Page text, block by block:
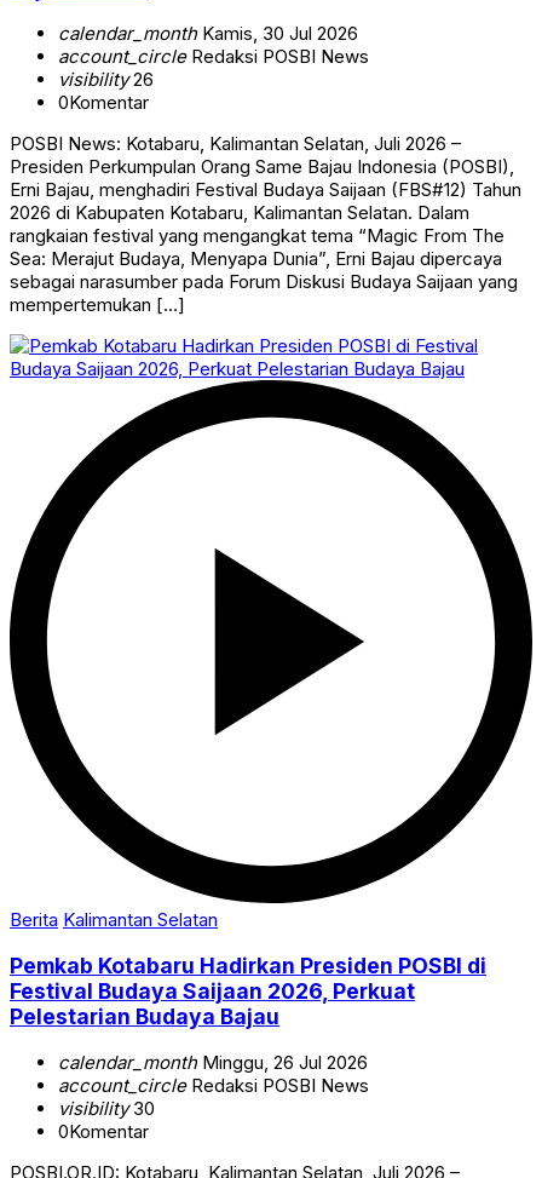
calendar_monthKamis, 30 Jul 2026
account_circleRedaksi POSBI News
visibility26
0Komentar
POSBI News: Kotabaru, Kalimantan Selatan, Juli 2026 –
Presiden Perkumpulan Orang Same Bajau Indonesia (POSBI),
Erni Bajau, menghadiri Festival Budaya Saijaan (FBS#12) Tahun
2026 di Kabupaten Kotabaru, Kalimantan Selatan. Dalam
rangkaian festival yang mengangkat tema “Magic From The
Sea: Merajut Budaya, Menyapa Dunia”, Erni Bajau dipercaya
sebagai narasumber pada Forum Diskusi Budaya Saijaan yang
mempertemukan […]
Berita Kalimantan Selatan
Pemkab Kotabaru Hadirkan Presiden POSBI di
Festival Budaya Saijaan 2026, Perkuat
Pelestarian Budaya Bajau
calendar_monthMinggu, 26 Jul 2026
account_circleRedaksi POSBI News
visibility30
0Komentar
POSBI.OR.ID: Kotabaru, Kalimantan Selatan, Juli 2026 –